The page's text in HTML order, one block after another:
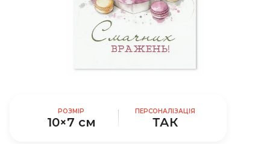
РОЗМІР
10×7 см
ПЕРСОНАЛІЗАЦІЯ
ТАК